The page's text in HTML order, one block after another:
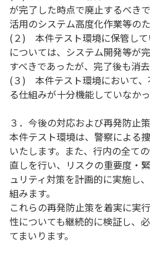
が完了した時点で廃止するべき
活用のシステム高度化作業等の
(２) 本件テスト環境に保管し
については、システム開発等が
すべきであったが、完了後も消
(３) 本件テスト環境において、
る仕組みが十分機能していなかっ
３．今後の対応および再発防止策
本件テスト環境は、警察による
いたします。また、行内の全て
直しを行い、リスクの重要度・
ュリティ対策を計画的に実施し
組みます。
これらの再発防止策を着実に実
性についても継続的に検証し、
てまいります。